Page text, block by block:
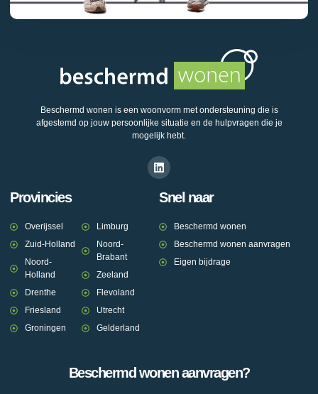
Beschermd wonen is een woonvorm met ondersteuning die is
afgestemd op jouw persoonlijke situatie en de hulpvragen die je
mogelijk hebt.
Provincies
Overijssel
Zuid-Holland
Noord-
Holland
Drenthe
Friesland
Groningen
Limburg
Noord-
Brabant
Zeeland
Flevoland
Utrecht
Gelderland
Snel naar
Beschermd wonen
Beschermd wonen aanvragen
Eigen bijdrage
Beschermd wonen aanvragen?